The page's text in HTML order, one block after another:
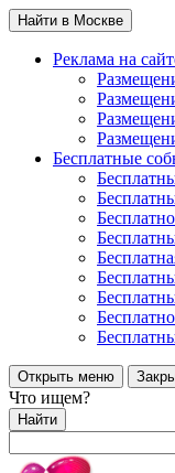
Найти в Москве
Реклама на
Бесплатные
Открыть меню
Что ищем?
Найти